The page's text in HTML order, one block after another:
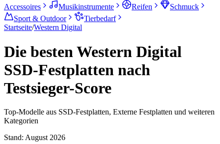
Accessoires
Musikinstrumente Reifen
Schmuck
Sport & Outdoor
Tierbedarf
Startseite/Western Digital
Die besten Western Digital
SSD-Festplatten nach
Testsieger-Score
Top-Modelle aus SSD-Festplatten, Externe Festplatten und weiteren
Kategorien
Stand: August 2026